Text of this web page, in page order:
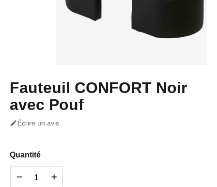
Fauteuil CONFORT Noir
avec Pouf
Écrire un avis
Quantité